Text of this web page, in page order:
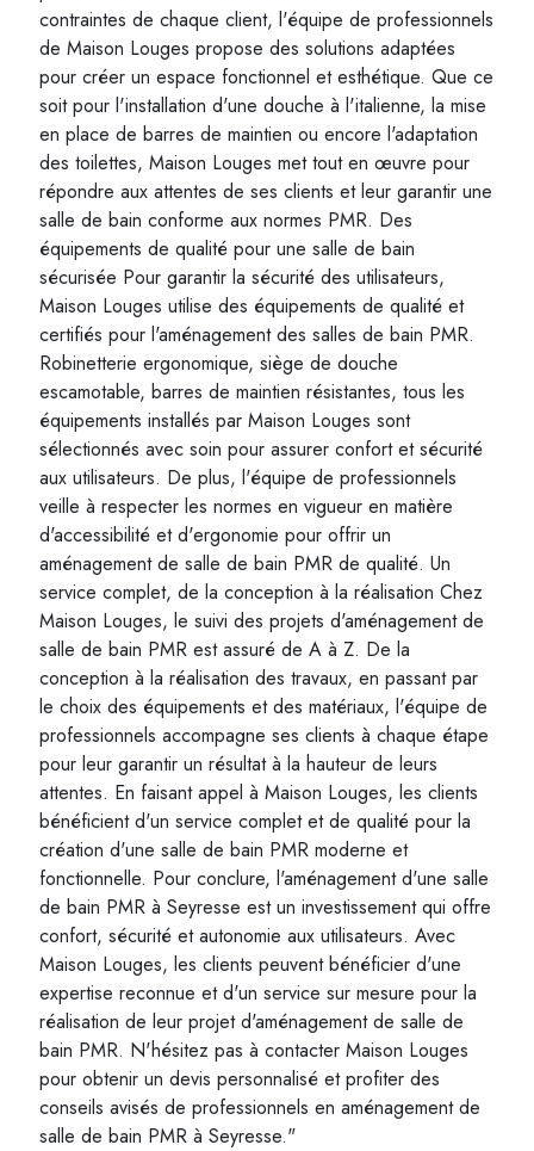
contraintes de chaque client, l'équipe de professionnels
de Maison Louges propose des solutions adaptées
pour créer un espace fonctionnel et esthétique. Que ce
soit pour l'installation d'une douche à l'italienne, la mise
en place de barres de maintien ou encore l'adaptation
des toilettes, Maison Louges met tout en œuvre pour
répondre aux attentes de ses clients et leur garantir une
salle de bain conforme aux normes PMR. Des
équipements de qualité pour une salle de bain
sécurisée Pour garantir la sécurité des utilisateurs,
Maison Louges utilise des équipements de qualité et
certifiés pour l'aménagement des salles de bain PMR.
Robinetterie ergonomique, siège de douche
escamotable, barres de maintien résistantes, tous les
équipements installés par Maison Louges sont
sélectionnés avec soin pour assurer confort et sécurité
aux utilisateurs. De plus, l'équipe de professionnels
veille à respecter les normes en vigueur en matière
d'accessibilité et d'ergonomie pour offrir un
aménagement de salle de bain PMR de qualité. Un
service complet, de la conception à la réalisation Chez
Maison Louges, le suivi des projets d'aménagement de
salle de bain PMR est assuré de A à Z. De la
conception à la réalisation des travaux, en passant par
le choix des équipements et des matériaux, l'équipe de
professionnels accompagne ses clients à chaque étape
pour leur garantir un résultat à la hauteur de leurs
attentes. En faisant appel à Maison Louges, les clients
bénéficient d'un service complet et de qualité pour la
création d'une salle de bain PMR moderne et
fonctionnelle. Pour conclure, l'aménagement d'une salle
de bain PMR à Seyresse est un investissement qui offre
confort, sécurité et autonomie aux utilisateurs. Avec
Maison Louges, les clients peuvent bénéficier d'une
expertise reconnue et d'un service sur mesure pour la
réalisation de leur projet d'aménagement de salle de
bain PMR. N'hésitez pas à contacter Maison Louges
pour obtenir un devis personnalisé et profiter des
conseils avisés de professionnels en aménagement de
salle de bain PMR à Seyresse."